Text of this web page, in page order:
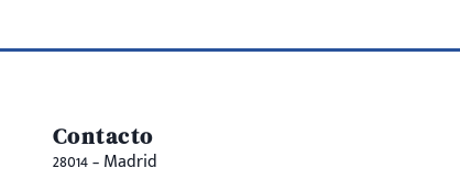
Contacto
28014 – Madrid